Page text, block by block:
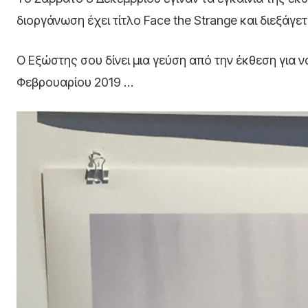
διοργάνωση έχει τίτλο Face the Strange και
Ο Εξώστης σου δίνει μια γεύση από την έκθεση για
Φεβρουαρίου 2019 …